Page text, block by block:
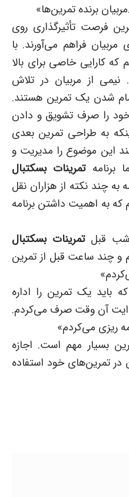
برنده تمرین‌ها»
فرصت تأثیرگذاری روی
مربیان فراهم می‌آورند. با
کارایی خاصی برای بالا
نیمی از مربیان در تلاش
شدن یک تمرین هستند.
خود را صرف تشویق و دادن
به طراحی تمرین بعدی
این موضوع را مدیریت و
برنامهتمرینات بسکتبال
به چند نکته از هزاران نقل
که به اهمیت داشتن برنامه
شب قبلتمرینات بسکتبال
و چند ساعت قبل از تمرین
باید یک تمرین را اداره
آن وقت صرف می‌کردم.
ریزی می‌کردم»
بسیار مهم است. اجازه
در تمرین‌های خود استفاده